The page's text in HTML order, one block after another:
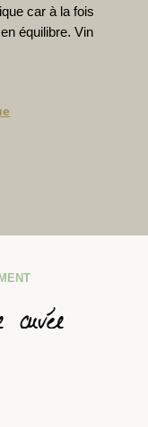
car à la fois
équilibre. Vin